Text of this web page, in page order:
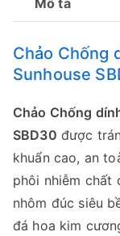
Sunhouse
SBD30
số
Mô tả
Chảo Chống
Sunhouse
Chảo Chống
SBD30 được
khuẩn cao, an
phôi nhiễm chất
nhôm đúc siêu
đá hoa kim